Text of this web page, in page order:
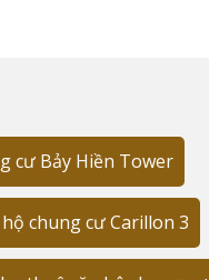
cư Bảy Hiền Tower
chung cư Carillon 3